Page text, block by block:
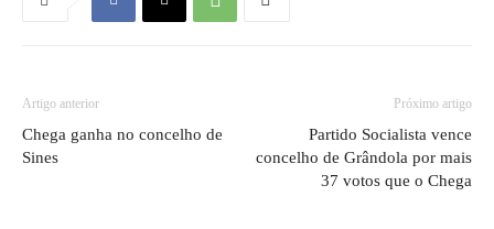
Artigo anterior
Chega ganha no concelho de
Sines
Próximo artigo
Partido Socialista vence
concelho de Grândola por mais
37 votos que o Chega